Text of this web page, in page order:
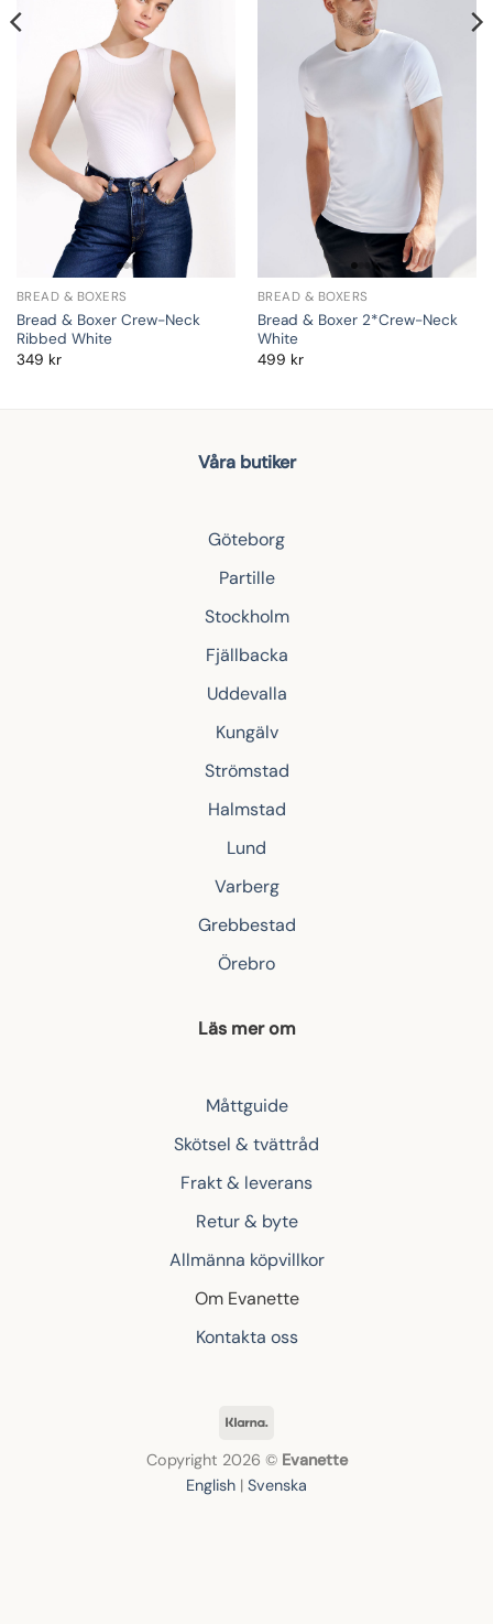
BREAD & BOXERS
Bread & Boxer Crew-Neck
Ribbed White
349 kr
BREAD & BOXERS
Bread & Boxer 2*Crew-Neck
White
499 kr
Våra butiker
Göteborg
Partille
Stockholm
Fjällbacka
Uddevalla
Kungälv
Strömstad
Halmstad
Lund
Varberg
Grebbestad
Örebro
Läs mer om
Måttguide
Skötsel & tvättråd
Frakt & leverans
Retur & byte
Allmänna köpvillkor
Om Evanette
Kontakta oss
Klarna
Copyright 2026 © Evanette
English | Svenska